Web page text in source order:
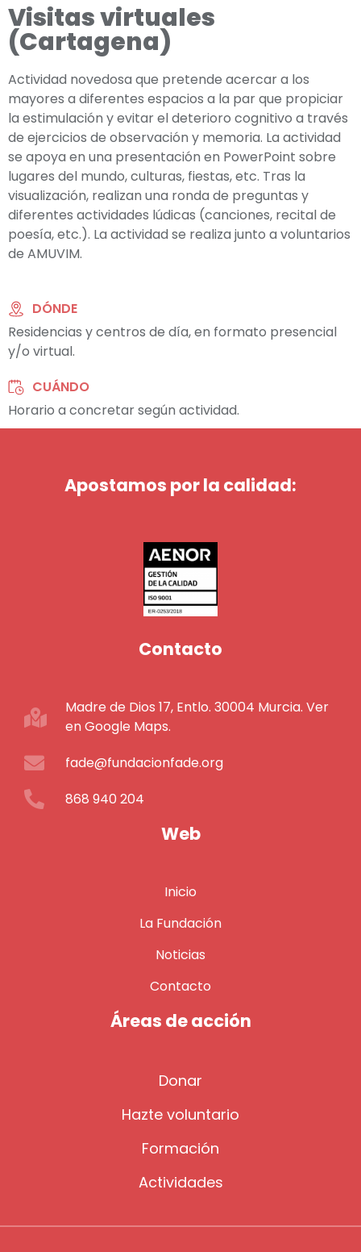
Visitas virtuales
(Cartagena)
Actividad novedosa que pretende acercar a los
mayores a diferentes espacios a la par que propiciar
la estimulación y evitar el deterioro cognitivo a través
de ejercicios de observación y memoria. La actividad
se apoya en una presentación en PowerPoint sobre
lugares del mundo, culturas, fiestas, etc. Tras la
visualización, realizan una ronda de preguntas y
diferentes actividades lúdicas (canciones, recital de
poesía, etc.). La actividad se realiza junto a voluntarios
de AMUVIM.
DÓNDE
Residencias y centros de día, en formato presencial
y/o virtual.
CUÁNDO
Horario a concretar según actividad.
Apostamos por la calidad:
Contacto
Madre de Dios 17, Entlo. 30004 Murcia. Ver
en Google Maps.
fade@fundacionfade.org
868 940 204
Web
Inicio
La Fundación
Noticias
Contacto
Áreas de acción
Donar
Hazte voluntario
Formación
Actividades